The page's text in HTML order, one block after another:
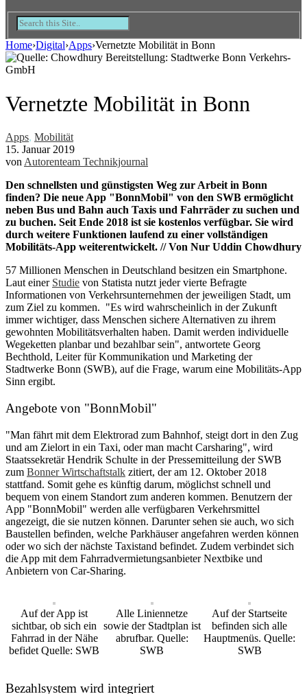
Home›Digital›Apps›Vernetzte Mobilität in Bonn
Vernetzte Mobilität in Bonn
Apps, Mobilität
15. Januar 2019
von Autorenteam Technikjournal
Den schnellsten und günstigsten Weg zur Arbeit in Bonn
finden? Die neue App "BonnMobil" von den SWB ermöglicht
neben Bus und Bahn auch Taxis und Fahrräder zu suchen und
zu buchen. Seit Ende 2018 ist sie kostenlos verfügbar. Sie wird
durch weitere Funktionen laufend zu einer vollständigen
Mobilitäts-App weiterentwickelt. // Von Nur Uddin Chowdhury
57 Millionen Menschen in Deutschland besitzen ein Smartphone.
Laut einer Studie von Statista nutzt jeder vierte Befragte
Informationen von Verkehrsunternehmen der jeweiligen Stadt, um
zum Ziel zu kommen. "Es wird wahrscheinlich in der Zukunft
immer wichtiger, dass Menschen sichere Alternativen zu ihrem
gewohnten Mobilitätsverhalten haben. Damit werden individuelle
Wegeketten planbar und bezahlbar sein", antwortete Georg
Bechthold, Leiter für Kommunikation und Marketing der
Stadtwerke Bonn (SWB), auf die Frage, warum eine Mobilitäts-App
Sinn ergibt.
Angebote von "BonnMobil"
"Man fährt mit dem Elektrorad zum Bahnhof, steigt dort in den Zug
und am Zielort in ein Taxi, oder man macht Carsharing", wird
Staatssekretär Hendrik Schulte in der Pressemitteilung der SWB
zum Bonner Wirtschaftstalk zitiert, der am 12. Oktober 2018
stattfand. Somit gehe es künftig darum, möglichst schnell und
bequem von einem Standort zum anderen kommen. Benutzern der
App "BonnMobil" werden alle verfügbaren Verkehrsmittel
angezeigt, die sie nutzen können. Darunter sehen sie auch, wo sich
Baustellen befinden, welche Parkhäuser angefahren werden können
oder wo sich der nächste Taxistand befindet. Zudem verbindet sich
die App mit dem Fahrradvermietungsanbieter Nextbike und
Anbietern von Car-Sharing.
Auf der App ist
sichtbar, ob sich ein
Fahrrad in der Nähe
befidet Quelle: SWB
Alle Liniennetze
sowie der Stadtplan ist
abrufbar. Quelle:
SWB
Auf der Startseite
befinden sich alle
Hauptmenüs. Quelle:
SWB
Bezahlsystem wird integriert